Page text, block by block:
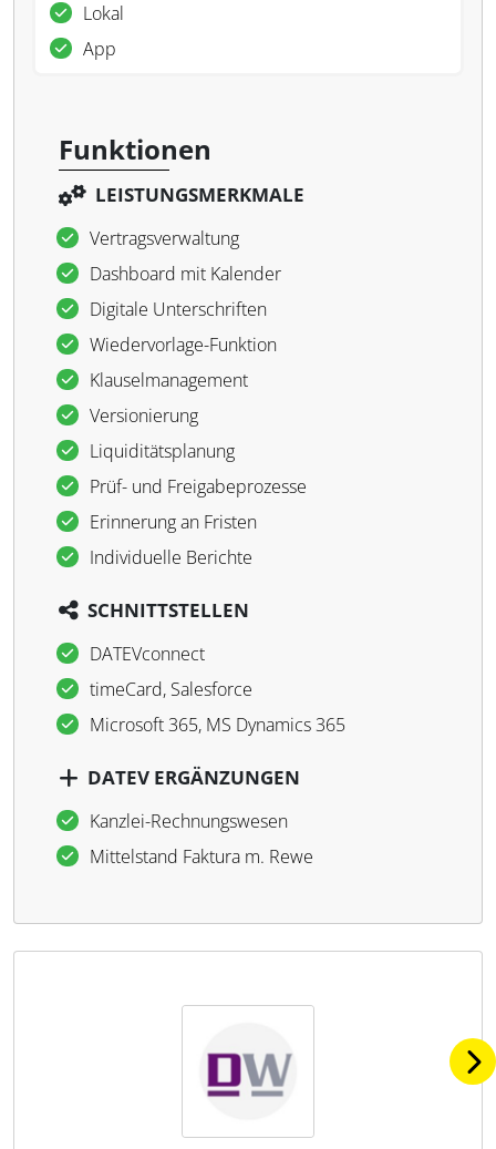
Lokal
App
Funktionen
LEISTUNGSMERKMALE
Vertragsverwaltung
Dashboard mit Kalender
Digitale Unterschriften
Wiedervorlage-Funktion
Klauselmanagement
Versionierung
Liquiditätsplanung
Prüf- und Freigabeprozesse
Erinnerung an Fristen
Individuelle Berichte
SCHNITTSTELLEN
DATEVconnect
timeCard, Salesforce
Microsoft 365, MS Dynamics 365
DATEV ERGÄNZUNGEN
Kanzlei-Rechnungswesen
Mittelstand Faktura m. Rewe